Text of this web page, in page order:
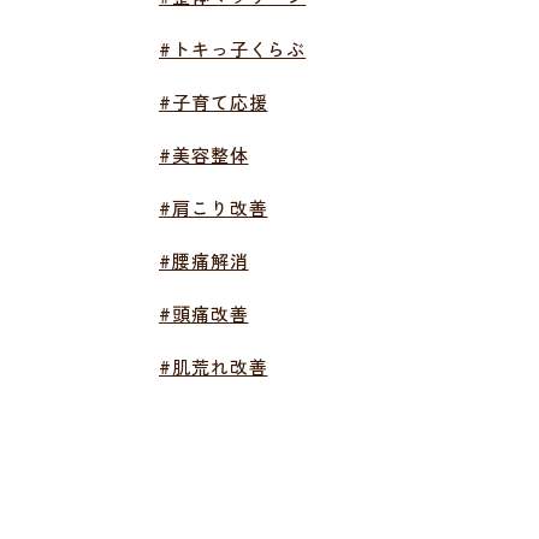
#トキっ子くらぶ
#子育て応援
#美容整体
#肩こり改善
#腰痛解消
#頭痛改善
#肌荒れ改善